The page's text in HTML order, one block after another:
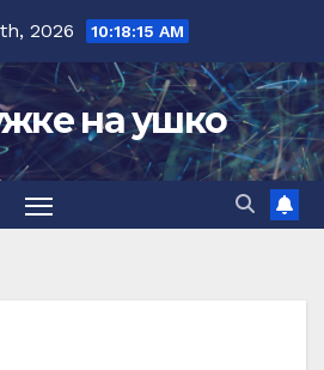
2026 10:18:17 AM
на ушко